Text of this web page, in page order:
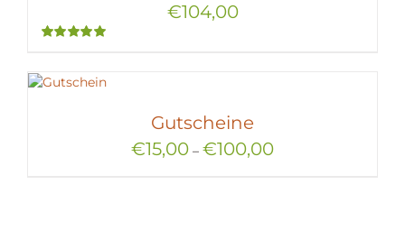
€104,00
Gutscheine
€15,00 – €100,00